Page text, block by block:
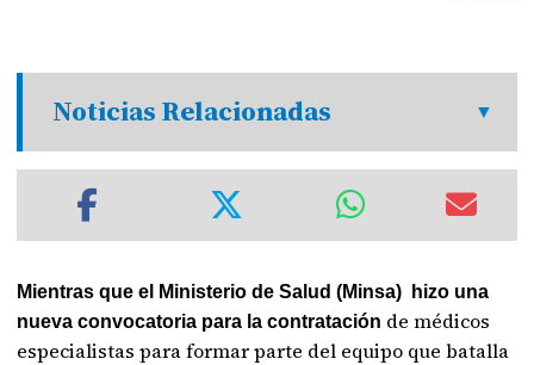
Noticias Relacionadas
Mientras que el Ministerio de Salud (Minsa) hizo una
nueva convocatoria para la contratación de médicos
especialistas para formar parte del equipo que batalla